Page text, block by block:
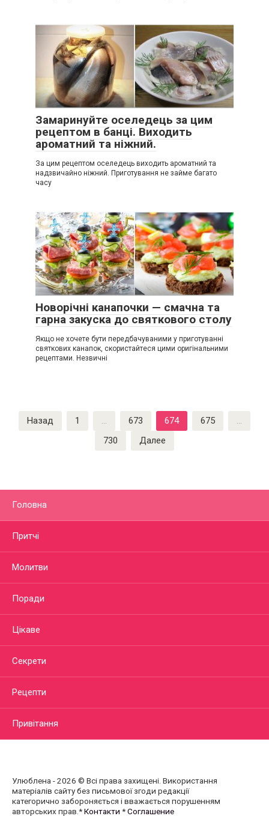
Замаринуйте оселедець за цим
рецептом в банці. Виходить
ароматний та ніжний.
За цим рецептом оселедець виходить ароматний та
надзвичайно ніжний. Приготування не займе багато
часу
Новорічні канапочки — смачна та
гарна закуска до святкового столу
Якщо не хочете бути передбачуваними у приготуванні
святкових канапок, скористайтеся цими оригінальними
рецептами. Незвичні
Пагинация
записей
Назад 1 … 673 674 675
…
730
Далее
Головна
Притчі
Молитви
Поради
Цікаве
Секрети
Рецепти
Привітання
Улюблена - 2026 © Всі права захищені. Використання
матеріалів сайту без письмової згоди редакції
категорично забороняється і вважається порушенням
авторських прав.*Контакти *Соглашение